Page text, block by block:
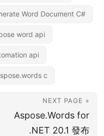
Word Document C#
word api
api
c
NEXT PAGE »
Aspose.Words for
.NET 20.1 發布